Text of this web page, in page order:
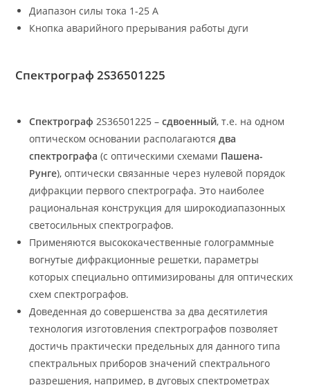
Диапазон силы тока 1-25 А
Кнопка аварийного прерывания работы дуги
Спектрограф 2S36501225
Спектрограф 2S36501225 –сдвоенный, т.е. на одном
оптическом основании располагаютсядва
спектрографа (с оптическими схемами Пашена-
Рунге), оптически связанные через нулевой порядок
дифракции первого спектрографа. Это наиболее
рациональная конструкция для широкодиапазонных
светосильных спектрографов.
Применяются высококачественные голограммные
вогнутые дифракционные решетки, параметры
которых специально оптимизированы для оптических
схем спектрографов.
Доведенная до совершенства за два десятилетия
технология изготовления спектрографов позволяет
достичь практически предельных для данного типа
спектральных приборов значений спектрального
разрешения, например, в дуговых спектрометрах